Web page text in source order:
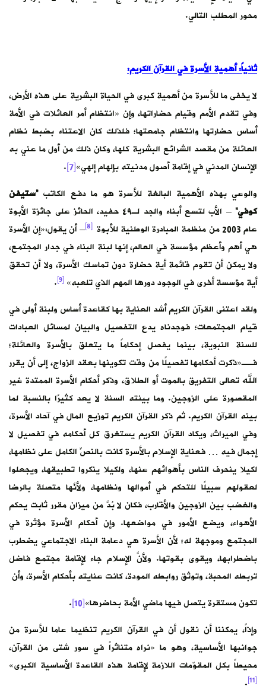
محور المطلب التالي.
ثانياً: أهمية الأسرة في القرآن الكريم:
لا يخفى ما للأسرة من أهمية كبرى في الحياة البشرية على هذه الأرض،
وفي تقدم الأمم وقيام حضاراتها، وإن «انتظام أمر العائلات في الأمة
أساس حضارتها وانتظام جامعتها؛ فلذلك كان الاعتناء بضبط نظام
العائلة من مقصد الشرائع البشرية كلها، وكان ذلك من أول ما عني به
الإنسان المدني في إقامة أصول مدنيته بإلهام إلهي»[7]
.
والوعي بهذه الأهمية البالغة للأسرة هو ما دفع الكاتب“ستيفن
كوفي”
– الأب لتسع أبناء والجد لـ٤٩ حفيد، الحائز على جائزة الأبوة
عام 2003 من منظمة المبادرة الوطنية للأبوة
[8] – أن يقول:«إن الأسرة
هي أهم وأعظم مؤسسة في العالم، إنها لبنة البناء في جدار المجتمع،
ولا يمكن أن تقوم قائمة أية حضارة دون تماسك الأسرة، ولا أن تحقق
أية مؤسسة أخرى في الوجود دورها المهم الذي تلعبه» [9]
.
ولقد اعتنى القرآن الكريم أشد العناية بها كقاعدة أساس ولبنة أولى في
قيام المجتمعات؛ فوجدناه يدع التفصيل والبيان لمسائل العبادات
للسنة النبوية، بينما يفصل إحكاماً ما يتعلق بالأسرة والعائلة؛
فــ«ذكرت أحكامها تفصيلًا من وقت تكوينها بعقد الزواج، إلى أن يقرر
الله تعالى التفريق بالموت أو الطلاق، وذكر أحكام الأسرة الممتدة غير
المقصورة على الزوجين. وما بينته السنة لا يعد كثيرًا بالنسبة لما
بينه القرآن الكريم. ثم ذكر القرآن الكريم توزيع المال في آحاد الأسرة،
وفي الميراث، ويكاد القرآن الكريم يستغرق كل أحكامه في تفصيل لا
إجمال فيه … فعناية الإسلام بالأسرة كانت بالنصِّ الكامل على نظامها،
لكيلا ينحرف الناس بأهوائهم عنها، ولكيلا ينكروا تطبيقها، ويجعلوا
لعقولهم سبيلًا للتحكم في أموالها ونظامها، ولأنَّها متصلة بالرضا
والغضب بين الزوجين والأقارب، فكان لا بُدَّ من ميزان مقرر ثابت يحكم
الأهواء، ويضع الأمور في مواضعها. وإن أحكام الأسرة مؤثرة في
المجتمع وموجهة له؛ لأن الأسرة هي دعامة البناء الاجتماعي يضطرب
باضطرابها، ويقوى بقوتها. ولأنَّ الإسلام جاء لإقامة مجتمع فاضل
تربطه المحبة، وتوثق روابطه المودة، كانت عنايته بأحكام الأسرة، وأن
تكون مستقرة يتصل فيها ماضي الأمة بحاضرها»[10]
.
وإذاً، يمكننا أن نقول أن في القرآن الكريم تنظيما عاما للأسرة من
جوانبها الأساسية، وهو ما «نراه متناثراً في سور شتى من القرآن،
محيطاً بكل المقوّمات اللازمة لإقامة هذه القاعدة الأساسية الكبرى»
[11]
.